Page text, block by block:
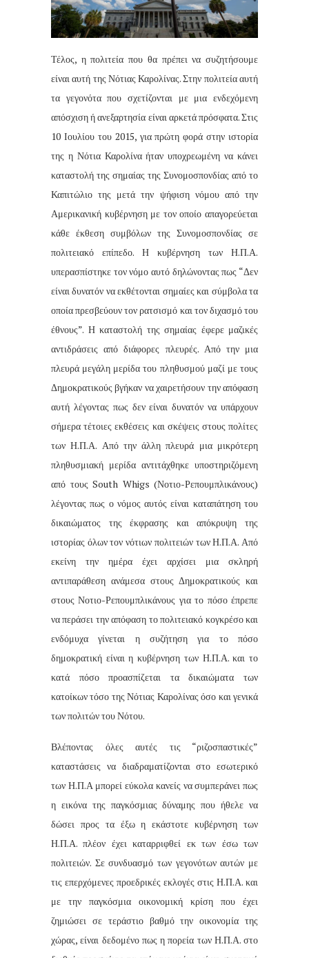
Τέλος, η πολιτεία που θα πρέπει να συζητήσουμε
είναι αυτή της Νότιας Καρολίνας. Στην πολιτεία αυτή
τα γεγονότα που σχετίζονται με μια ενδεχόμενη
απόσχιση ή ανεξαρτησία είναι αρκετά πρόσφατα. Στις
10 Ιουλίου του 2015, για πρώτη φορά στην ιστορία
της η Νότια Καρολίνα ήταν υποχρεωμένη να κάνει
καταστολή της σημαίας της Συνομοσπονδίας από το
Καπιτώλιο της μετά την ψήφιση νόμου από την
Αμερικανική κυβέρνηση με τον οποίο απαγορεύεται
κάθε έκθεση συμβόλων της Συνομοσπονδίας σε
πολιτειακό επίπεδο. Η κυβέρνηση των Η.Π.Α.
υπερασπίστηκε τον νόμο αυτό δηλώνοντας πως “Δεν
είναι δυνατόν να εκθέτονται σημαίες και σύμβολα τα
οποία πρεσβεύουν τον ρατσισμό και τον διχασμό του
έθνους”. Η καταστολή της σημαίας έφερε μαζικές
αντιδράσεις από διάφορες πλευρές. Από την μια
πλευρά μεγάλη μερίδα του πληθυσμού μαζί με τους
Δημοκρατικούς βγήκαν να χαιρετήσουν την απόφαση
αυτή λέγοντας πως δεν είναι δυνατόν να υπάρχουν
σήμερα τέτοιες εκθέσεις και σκέψεις στους πολίτες
των Η.Π.Α. Από την άλλη πλευρά μια μικρότερη
πληθυσμιακή μερίδα αντιτάχθηκε υποστηριζόμενη
από τους South Whigs (Νοτιο-Ρεπουμπλικάνους)
λέγοντας πως ο νόμος αυτός είναι καταπάτηση του
δικαιώματος της έκφρασης και απόκρυψη της
ιστορίας όλων τον νότιων πολιτειών των Η.Π.Α. Από
εκείνη την ημέρα έχει αρχίσει μια σκληρή
αντιπαράθεση ανάμεσα στους Δημοκρατικούς και
στους Νοτιο-Ρεπουμπλικάνους για το πόσο έπρεπε
να περάσει την απόφαση το πολιτειακό κογκρέσο και
ενδόμυχα γίνεται η συζήτηση για το πόσο
δημοκρατική είναι η κυβέρνηση των Η.Π.Α. και το
κατά πόσο προασπίζεται τα δικαιώματα των
κατοίκων τόσο της Νότιας Καρολίνας όσο και γενικά
των πολιτών του Νότου.
Βλέποντας όλες αυτές τις “ριζοσπαστικές”
καταστάσεις να διαδραματίζονται στο εσωτερικό
των Η.Π.Α μπορεί εύκολα κανείς να συμπεράνει πως
η εικόνα της παγκόσμιας δύναμης που ήθελε να
δώσει προς τα έξω η εκάστοτε κυβέρνηση των
Η.Π.Α. πλέον έχει καταρριφθεί εκ των έσω των
πολιτειών. Σε συνδυασμό των γεγονότων αυτών με
τις επερχόμενες προεδρικές εκλογές στις Η.Π.Α. και
με την παγκόσμια οικονομική κρίση που έχει
ζημιώσει σε τεράστιο βαθμό την οικονομία της
χώρας, είναι δεδομένο πως η πορεία των Η.Π.Α. στο